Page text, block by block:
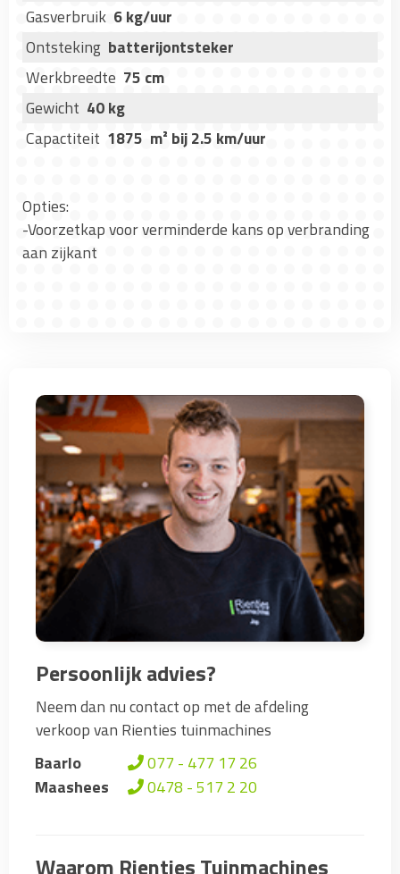
Gasverbruik 6 kg/uur
Ontsteking batterijontsteker
Werkbreedte 75 cm
Gewicht 40 kg
Capactiteit 1875 m² bij 2.5 km/uur
Opties:
-Voorzetkap voor verminderde kans op verbranding
aan zijkant
Persoonlijk advies?
Neem dan nu contact op met de afdeling
verkoop van Rienties tuinmachines
Baarlo
077 - 477 17 26
Maashees
0478 - 517 2 20
Waarom Rienties Tuinmachines